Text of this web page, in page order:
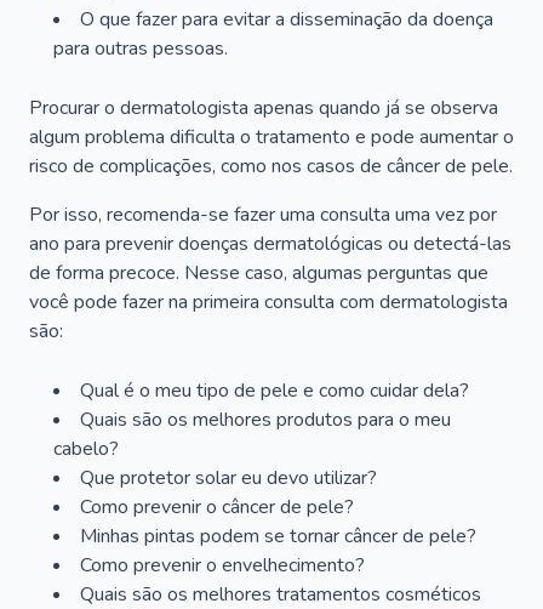
O que fazer para evitar a disseminação da doença
para outras pessoas.
Procurar o dermatologista apenas quando já se observa
algum problema dificulta o tratamento e pode aumentar o
risco de complicações, como nos casos de câncer de pele.
Por isso, recomenda-se fazer uma consulta uma vez por
ano para prevenir doenças dermatológicas ou detectá-las
de forma precoce. Nesse caso, algumas perguntas que
você pode fazer na primeira consulta com dermatologista
são:
Qual é o meu tipo de pele e como cuidar dela?
Quais são os melhores produtos para o meu
cabelo?
Que protetor solar eu devo utilizar?
Como prevenir o câncer de pele?
Minhas pintas podem se tornar câncer de pele?
Como prevenir o envelhecimento?
Quais são os melhores tratamentos cosméticos